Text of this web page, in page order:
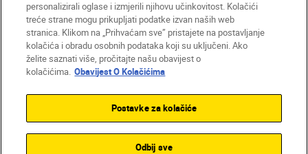
Obratite nam se
Obavijest o zaštiti privatnosti
Uvjeti upotrebe
Obavijest o kolačićima
Postavke kolačića
© 2026 Nikon
Back to top
personalizirali oglase i izmjerili njihovu učinkovitost. Kolačići
treće strane mogu prikupljati podatke izvan naših web
stranica. Klikom na „Prihvaćam sve” pristajete na postavljanje
kolačića i obradu osobnih podataka koji su uključeni. Ako
želite saznati više, pročitajte našu obavijest o
kolačićima. Obavijest O Kolačićima
Postavke za kolačiće
Odbij sve